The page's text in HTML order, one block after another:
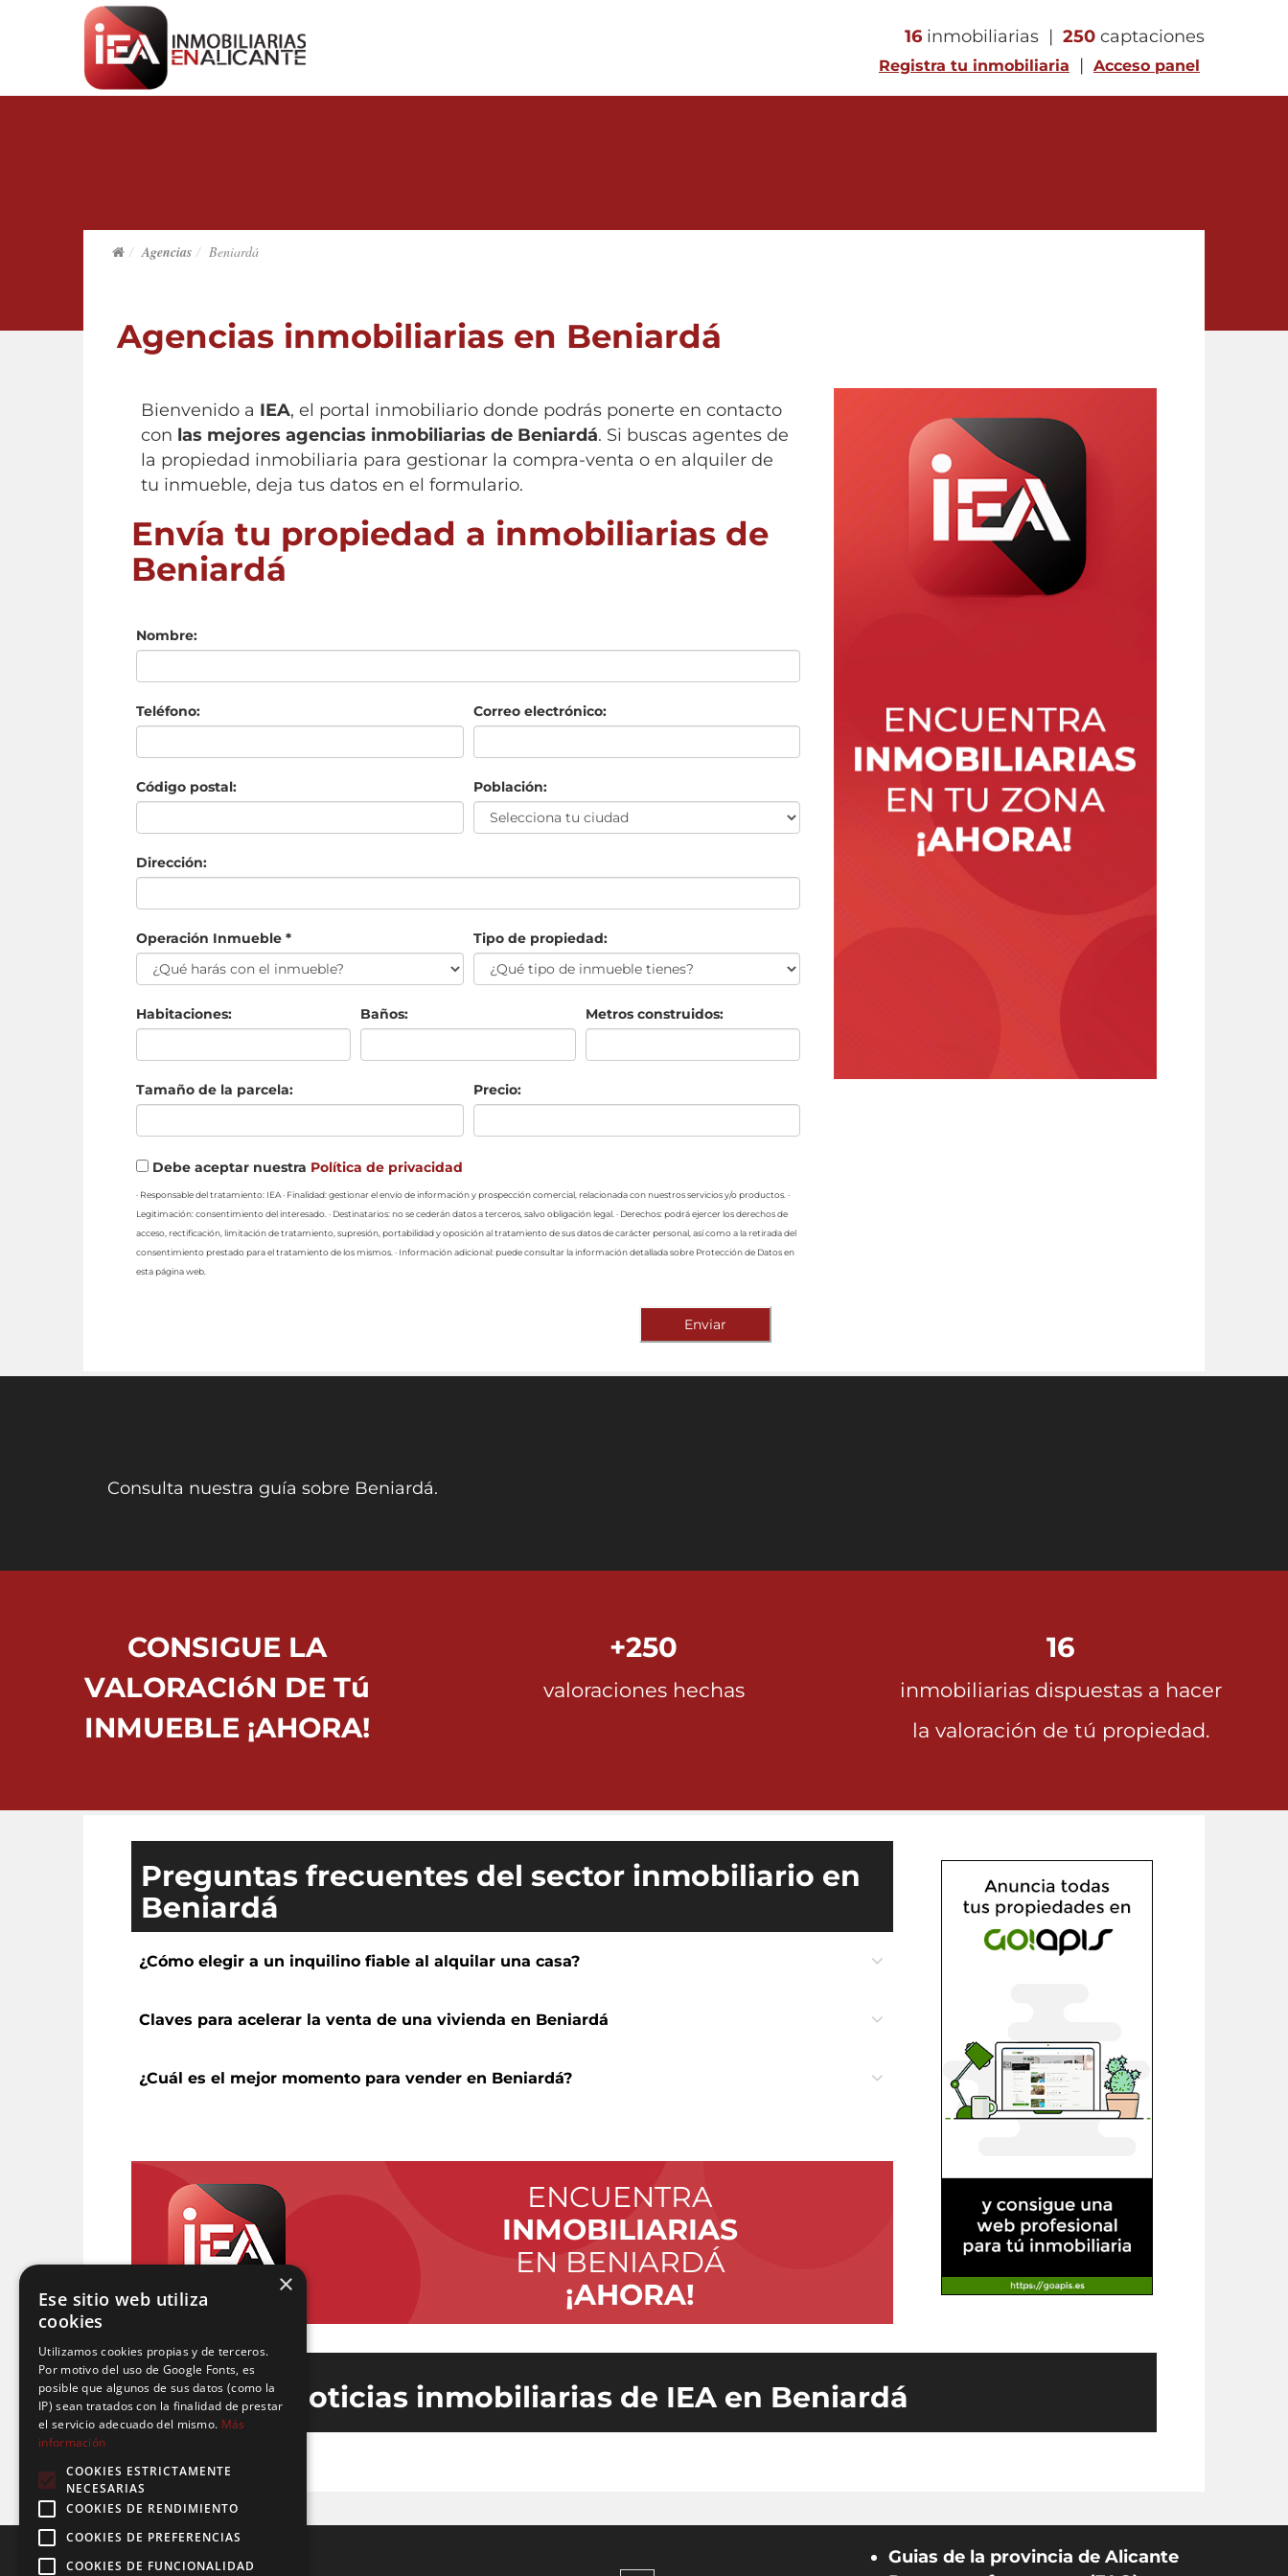
16 inmobiliarias | 250 captaciones
Registra tu inmobiliaria | Acceso panel
Agencias Beniardá
Agencias inmobiliarias en Beniardá
Bienvenido a IEA, el portal inmobiliario donde podrás ponerte en contacto
con las mejores agencias inmobiliarias de Beniardá. Si buscas agentes de
la propiedad inmobiliaria para gestionar la compra-venta o en alquiler de
tu inmueble, deja tus datos en el formulario.
Envía tu propiedad a inmobiliarias de
Beniardá
Nombre:
Teléfono: Correo electrónico:
Código postal: Población:
Dirección:
Operación Inmueble * Tipo de propiedad:
Habitaciones: Baños: Metros construidos:
Tamaño de la parcela: Precio:
Debe aceptar nuestra Política de privacidad
· Responsable del tratamiento: IEA · Finalidad: gestionar el envío de información y prospección comercial, relacionada con nuestros servicios y/o productos. ·
Legitimación: consentimiento del interesado. · Destinatarios: no se cederán datos a terceros, salvo obligación legal. · Derechos: podrá ejercer los derechos de
acceso, rectificación, limitación de tratamiento, supresión, portabilidad y oposición al tratamiento de sus datos de carácter personal, así como a la retirada del
consentimiento prestado para el tratamiento de los mismos. · Información adicional: puede consultar la información detallada sobre Protección de Datos en
esta página web.
Enviar
Consulta nuestra guía sobre Beniardá.
CONSIGUE LA
VALORACIóN DE Tú
INMUEBLE ¡AHORA!
+250
valoraciones hechas
16
inmobiliarias dispuestas a hacer
la valoración de tú propiedad.
Preguntas frecuentes del sector inmobiliario en
Beniardá
¿Cómo elegir a un inquilino fiable al alquilar una casa?
Claves para acelerar la venta de una vivienda en Beniardá
¿Cuál es el mejor momento para vender en Beniardá?
ENCUENTRA
INMOBILIARIAS
EN BENIARDÁ
¡AHORA!
Últimas noticias inmobiliarias de IEA en Beniardá
Guias de la provincia de Alicante
×
Ese sitio web utiliza
cookies
Utilizamos cookies propias y de terceros.
Por motivo del uso de Google Fonts, es
posible que algunos de sus datos (como la
IP) sean tratados con la finalidad de prestar
el servicio adecuado del mismo. Más
información
COOKIES ESTRICTAMENTE
NECESARIAS
COOKIES DE RENDIMIENTO
COOKIES DE PREFERENCIAS
COOKIES DE FUNCIONALIDAD